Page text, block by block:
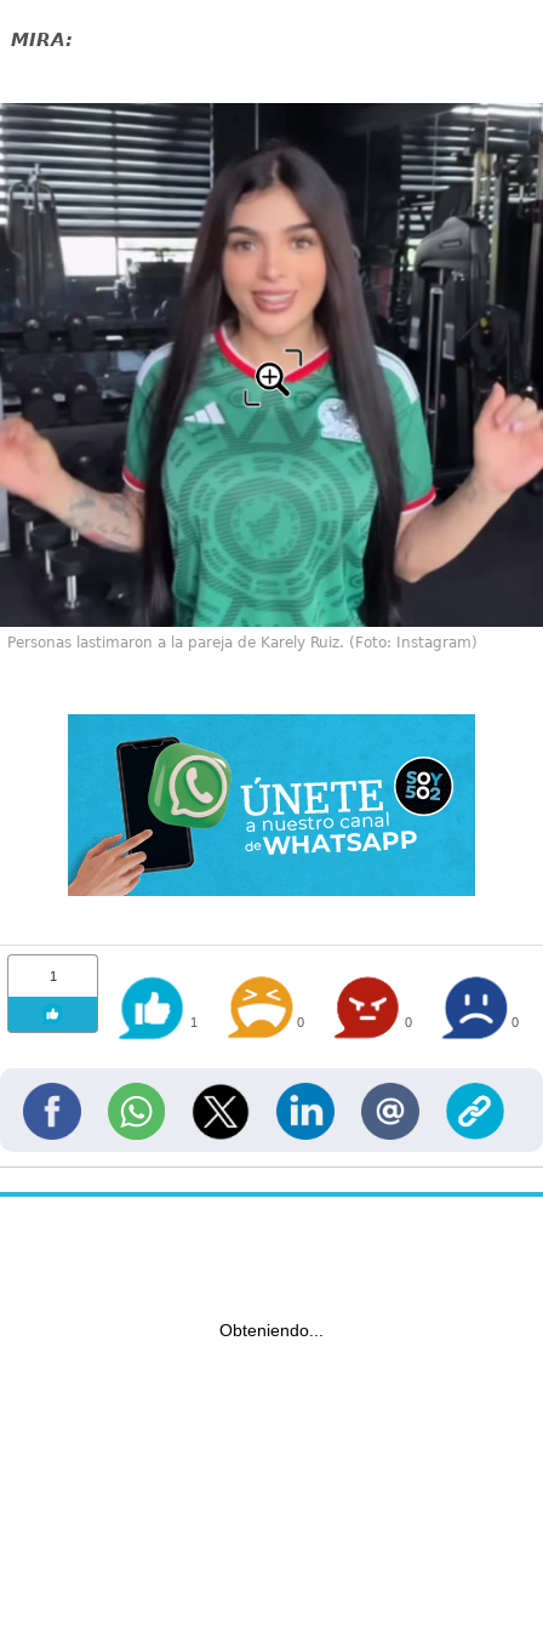
MIRA:
Personas lastimaron a la pareja de Karely Ruiz. (Foto: Instagram)
1
1 0 0 0
Obteniendo...